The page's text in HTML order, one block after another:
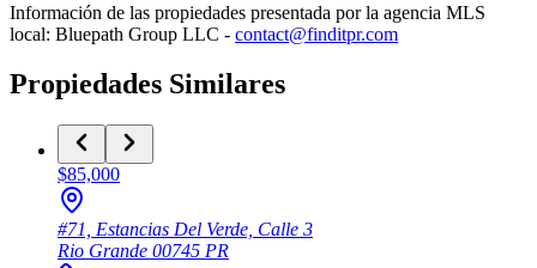
Información de las propiedades presentada por la agencia MLS
local: Bluepath Group LLC - contact@finditpr.com
Propiedades Similares
$85,000
#71, Estancias Del Verde, Calle 3
Rio Grande 00745 PR